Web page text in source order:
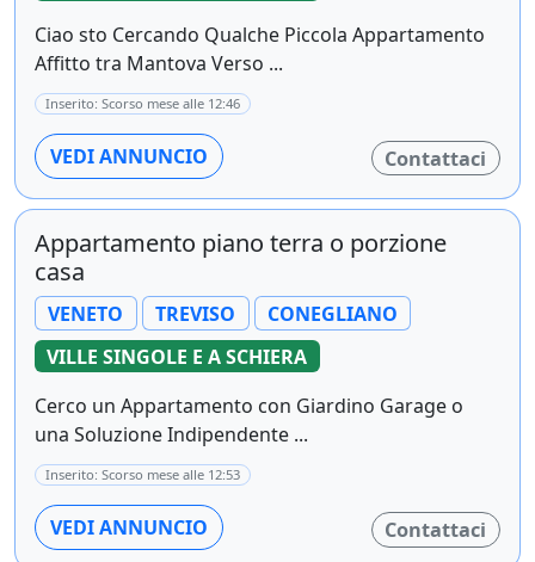
Ciao sto Cercando Qualche Piccola Appartamento
Affitto tra Mantova Verso ...
Inserito: Scorso mese alle 12:46
VEDI ANNUNCIO Contattaci
Appartamento piano terra o porzione
casa
VENETO TREVISO
CONEGLIANO
VILLE SINGOLE E A SCHIERA
Cerco un Appartamento con Giardino Garage o
una Soluzione Indipendente ...
Inserito: Scorso mese alle 12:53
VEDI ANNUNCIO Contattaci